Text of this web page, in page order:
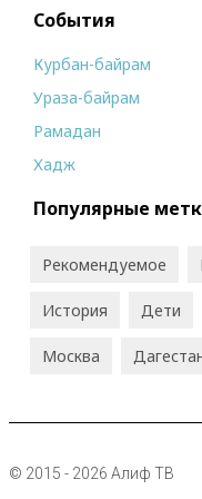
События
Курбан-байрам
Ураза-байрам
Рамадан
Хадж
Популярные
Рекомендуемое
История Дети
Москва
© 2015 - 2026 Алиф ТВ